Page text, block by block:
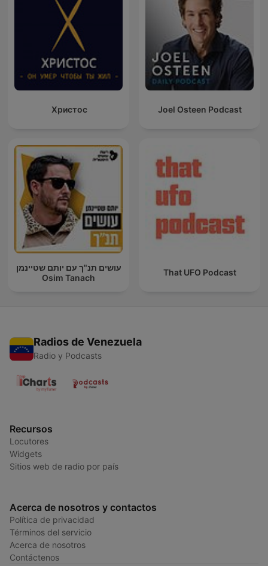
Христос Joel Osteen Podcast
עושים תנ"ך עם יותם שטיינמן
Osim Tanach
That UFO Podcast
Radios de Venezuela
Radio y Podcasts
Recursos
Locutores
Widgets
Sitios web de radio por país
Acerca de nosotros y contactos
Política de privacidad
Términos del servicio
Acerca de nosotros
Contáctenos